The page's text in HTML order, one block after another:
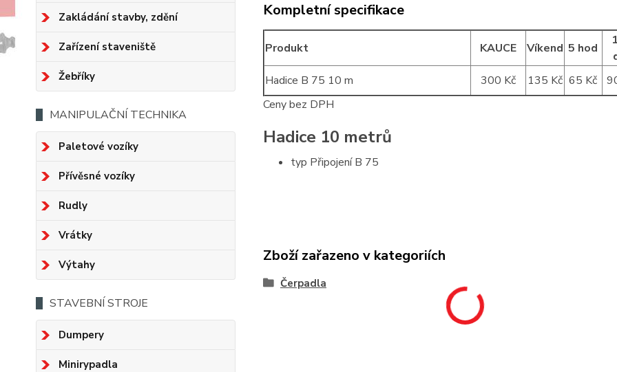
Zakládání stavby, zdění
Zařízení staveniště
Žebříky
MANIPULAČNÍ TECHNIKA
Paletové vozíky
Přívěsné vozíky
Rudly
Vrátky
Výtahy
STAVEBNÍ STROJE
Dumpery
Minirypadla
Kompletní specifikace
Produkt KAUCE Víkend 5 hod
Hadice B 75 10 m
300 Kč 135 Kč 65 Kč
Ceny bez DPH
Hadice 10 metrů
typ Připojení B 75
Zboží zařazeno v kategoriích
Čerpadla